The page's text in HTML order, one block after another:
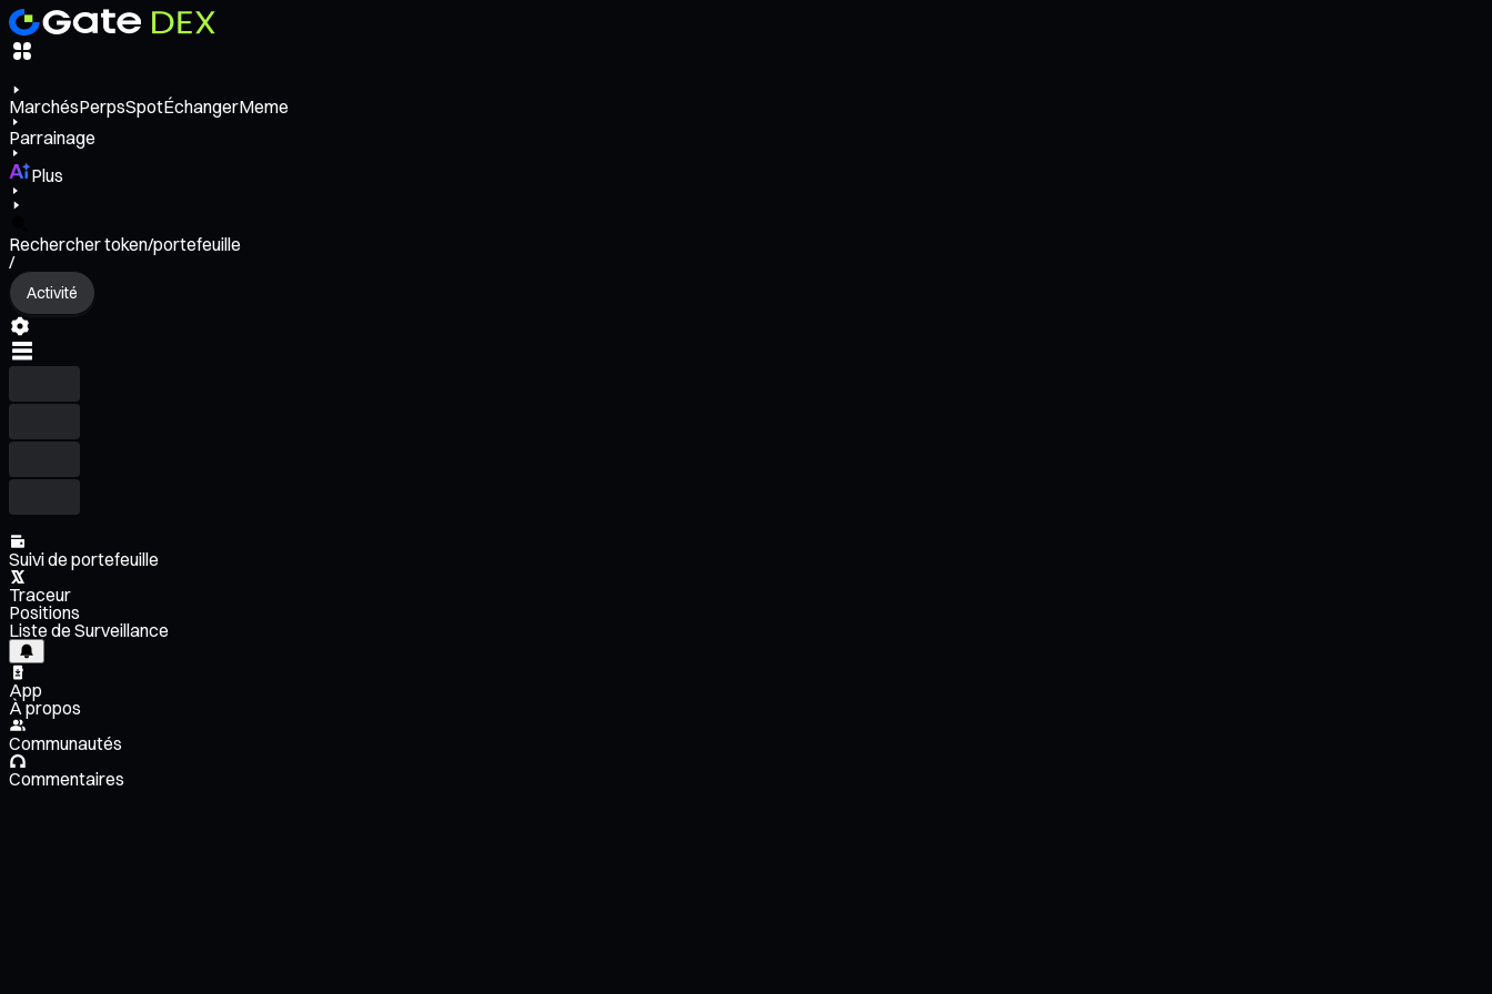
MarchésPerpsSpotÉchangerMeme
Parrainage
Plus
Rechercher token/portefeuille
/
Activité
Suivi de portefeuille
Traceur
Positions
Liste de Surveillance
App
À propos
Communautés
Commentaires